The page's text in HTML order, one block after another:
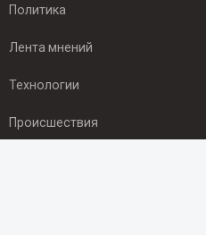
Политика
Лента мнений
Технологии
Происшествия